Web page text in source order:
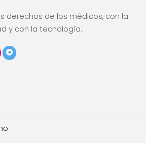
derechos de los médicos, con la
y con la tecnología.